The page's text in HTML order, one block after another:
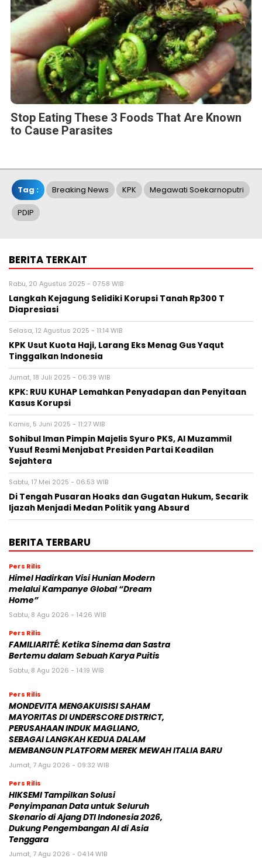
Stop Eating These 3 Foods That Are Known
to Cause Parasites
Tag : Breaking News KPK Megawati Soekarnoputri
PDIP
BERITA TERKAIT
Rabu, 20 Agustus 2025 - 07:58 WIB
Langkah Kejagung Selidiki Korupsi Tanah Rp300 T
Diapresiasi
Selasa, 12 Agustus 2025 - 11:14 WIB
KPK Usut Kuota Haji, Larang Eks Menag Gus Yaqut
Tinggalkan Indonesia
Jumat, 18 Juli 2025 - 06:39 WIB
KPK: RUU KUHAP Lemahkan Penyadapan dan Penyitaan
Kasus Korupsi
Kamis, 5 Juni 2025 - 11:27 WIB
Sohibul Iman Pimpin Majelis Syuro PKS, Al Muzammil
Yusuf Resmi Menjabat Presiden Partai Keadilan
Sejahtera
Sabtu, 17 Mei 2025 - 06:53 WIB
Di Tengah Pusaran Hoaks dan Gugatan Hukum, Secarik
Ijazah Menjadi Medan Politik yang Absurd
BERITA TERBARU
Pers Rilis
Himel Hadirkan Visi Hunian Modern
melalui Kampanye Global “Dream
Home”
Sabtu, 8 Agu 2026 - 14:26 WIB
Pers Rilis
FAMILIARITÉ: Ketika Sinema dan Sastra
Bertemu dalam Sebuah Karya Puitis
Sabtu, 8 Agu 2026 - 14:19 WIB
Pers Rilis
MONDEVITA MENGAKUISISI SAHAM
MAYORITAS DI UNDERSCORE DISTRICT,
PERUSAHAAN INDUK MAGLIANO,
SEBAGAI LANGKAH KEDUA DALAM
MEMBANGUN PLATFORM MEREK MEWAH ITALIA BARU
Jumat, 7 Agu 2026 - 09:32 WIB
Pers Rilis
HIKSEMI Tampilkan Solusi
Penyimpanan Data untuk Seluruh
Skenario di Ajang DTI Indonesia 2026,
Dukung Pengembangan AI di Asia
Tenggara
Jumat, 7 Agu 2026 - 04:14 WIB